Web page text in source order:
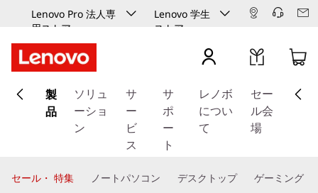
Lenovo Pro 法人専
用ストア
Lenovo 学生
ストア
イ
ン
製
品
ソリュ
ーショ
ン
サ
ー
ビ
ス
サ
ポ
ー
ト
レノボ
につい
て
セー
ル会
場
セール・ 特集 ノートパソコン デスクトップ ゲーミング